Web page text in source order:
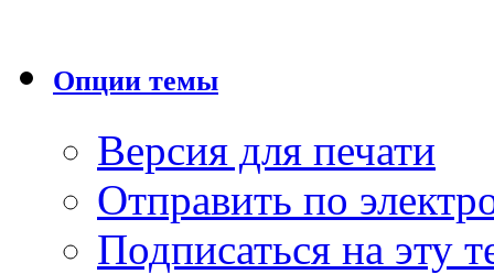
Опции темы
Версия для печати
Отправить по
Подписаться на эту